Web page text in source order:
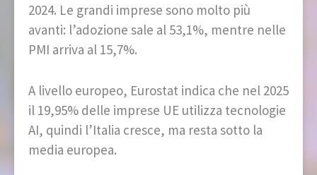
2024. Le grandi imprese sono molto più
avanti: l’adozione sale al 53,1%, mentre nelle
PMI arriva al 15,7%.
A livello europeo, Eurostat indica che nel 2025
il 19,95% delle imprese UE utilizza tecnologie
AI, quindi l’Italia cresce, ma resta sotto la
media europea.